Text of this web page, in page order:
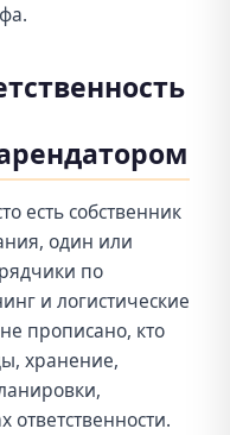
есть собственник
один или
по
и логистические
прописано, кто
хранение,
ответственности.